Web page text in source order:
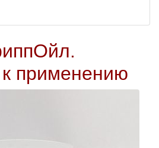
применению